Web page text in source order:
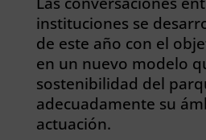
instituciones se
de este año con el
en un nuevo modelo
sostenibilidad del
adecuadamente su
actuación.